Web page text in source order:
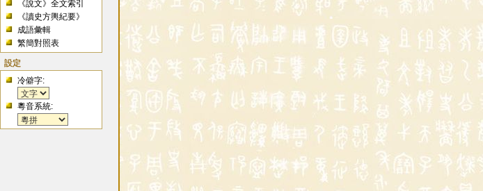
《說文》全文索引
《讀史方輿紀要》
成語彙輯
繁簡對照表
設定
冷僻字:
粵音系統: